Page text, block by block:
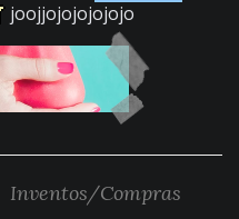
joojjojojojojojo
Inventos/Compras